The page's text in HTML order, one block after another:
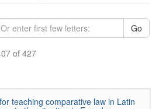
Go
of 427
teaching comparative law in Latin